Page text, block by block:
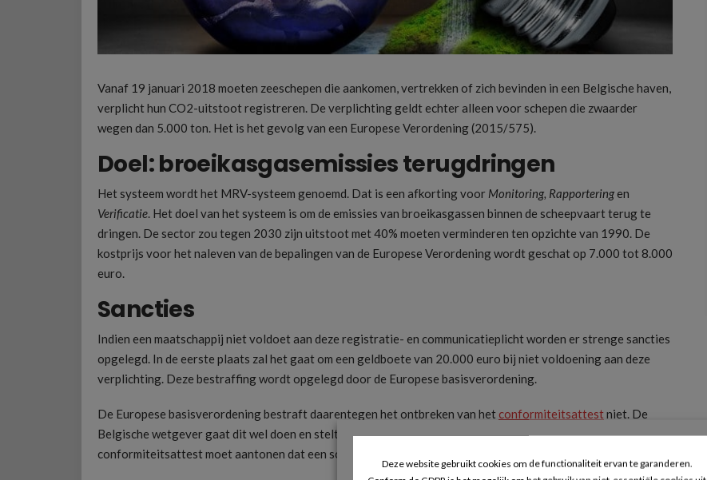
Vanaf 19 januari 2018 moeten zeeschepen die aankomen, vertrekken of zich bevinden in een Belgische haven,
verplicht hun CO2-uitstoot registreren. De verplichting geldt echter alleen voor schepen die zwaarder
wegen dan 5.000 ton. Het is het gevolg van een Europese Verordening (2015/575).
Doel: broeikasgasemissies terugdringen
Het systeem wordt het MRV-systeem genoemd. Dat is een afkorting voor Monitoring, Rapporteringen
Verificatie. Het doel van het systeem is om de emissies van broeikasgassen binnen de scheepvaart terug te
dringen. De sector zou tegen 2030 zijn uitstoot met 40% moeten verminderen ten opzichte van 1990. De
kostprijs voor het naleven van de bepalingen van de Europese Verordening wordt geschat op 7.000 tot 8.000
euro.
Sancties
Indien een maatschappij niet voldoet aan deze registratie- en communicatieplicht worden er strenge sancties
opgelegd. In de eerste plaats zal het gaat om een geldboete van 20.000 euro bij niet voldoening aan deze
verplichting. Deze bestraffing wordt opgelegd door de Europese basisverordening.
De Europese basisverordening bestraft daarentegen het ontbreken van het conformiteitsattest niet. De
Belgische wetgever gaat dit wel doen en stelt ook hier een gelijkaardige boete tegenover. Het
conformiteitsattest moet aantonen dat een schip aan de wettelijke verplichtingen voldoet.
Deze website gebruikt cookies om de functionaliteit ervan te garanderen.